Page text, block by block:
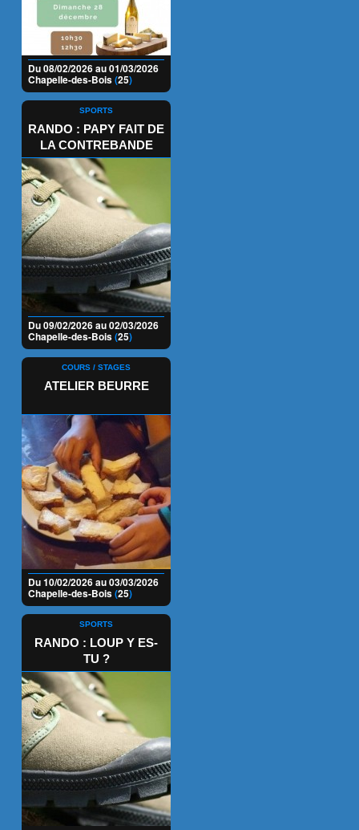
Du 08/02/2026 au 01/03/2026
Chapelle-des-Bois(25)
SPORTS
RANDO : PAPY FAIT DE
LA CONTREBANDE
Du 09/02/2026 au 02/03/2026
Chapelle-des-Bois(25)
COURS / STAGES
ATELIER BEURRE
Du 10/02/2026 au 03/03/2026
Chapelle-des-Bois(25)
SPORTS
RANDO : LOUP Y ES-
TU ?